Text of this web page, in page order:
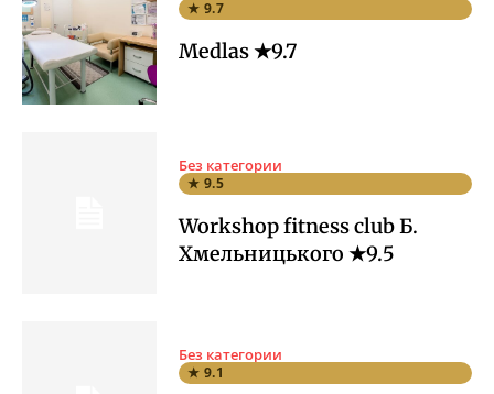
★ 9.7
Medlas ★9.7
Без категории
★ 9.5
Workshop fitness club Б.
Хмельницького ★9.5
Без категории
★ 9.1